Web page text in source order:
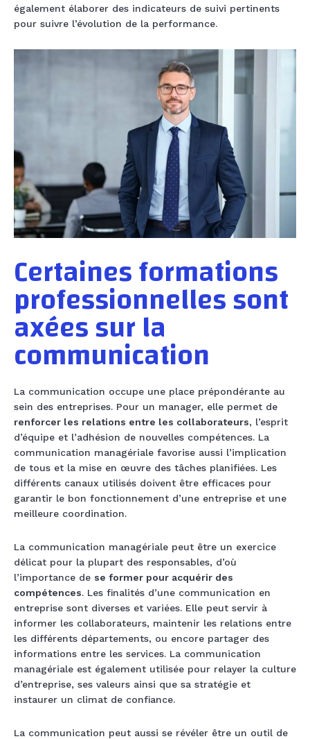
également élaborer des indicateurs de suivi pertinents
pour suivre l’évolution de la performance.
Certaines formations
professionnelles sont
axées sur la
communication
La communication occupe une place prépondérante au
sein des entreprises. Pour un manager, elle permet de
renforcer les relations entre les collaborateurs, l’esprit
d’équipe et l’adhésion de nouvelles compétences. La
communication managériale favorise aussi l’implication
de tous et la mise en œuvre des tâches planifiées. Les
différents canaux utilisés doivent être efficaces pour
garantir le bon fonctionnement d’une entreprise et une
meilleure coordination.
La communication managériale peut être un exercice
délicat pour la plupart des responsables, d’où
l’importance de se former pour acquérir des
compétences. Les finalités d’une communication en
entreprise sont diverses et variées. Elle peut servir à
informer les collaborateurs, maintenir les relations entre
les différents départements, ou encore partager des
informations entre les services. La communication
managériale est également utilisée pour relayer la culture
d’entreprise, ses valeurs ainsi que sa stratégie et
instaurer un climat de confiance.
La communication peut aussi se révéler être un outil de